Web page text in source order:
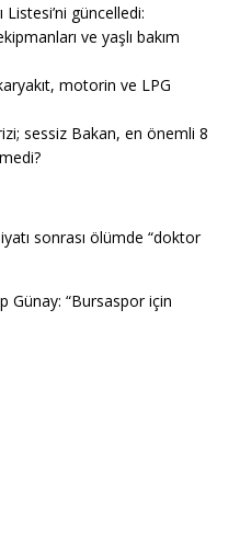
Listesi’ni güncelledi:
ve yaşlı bakım
motorin ve LPG
sessiz Bakan, en önemli 8
sonrası ölümde “doktor
Günay: “Bursaspor için